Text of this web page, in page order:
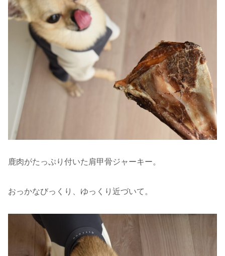
鹿肉がたっぷり付いた肩甲骨ジャーキー。
おっかなびっくり、ゆっくり近づいて。